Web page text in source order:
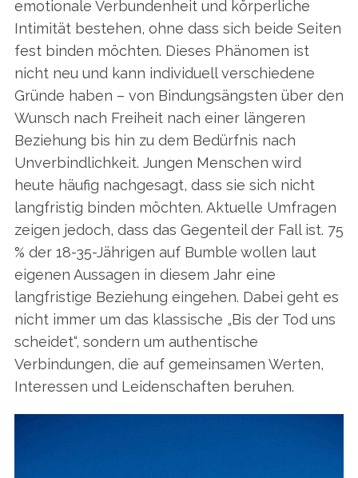
emotionale Verbundenheit und körperliche
Intimität bestehen, ohne dass sich beide Seiten
fest binden möchten. Dieses Phänomen ist
nicht neu und kann individuell verschiedene
Gründe haben – von Bindungsängsten über den
Wunsch nach Freiheit nach einer längeren
Beziehung bis hin zu dem Bedürfnis nach
Unverbindlichkeit. Jungen Menschen wird
heute häufig nachgesagt, dass sie sich nicht
langfristig binden möchten. Aktuelle Umfragen
zeigen jedoch, dass das Gegenteil der Fall ist. 75
% der 18-35-Jährigen auf Bumble wollen laut
eigenen Aussagen in diesem Jahr eine
langfristige Beziehung eingehen. Dabei geht es
nicht immer um das klassische „Bis der Tod uns
scheidet“, sondern um authentische
Verbindungen, die auf gemeinsamen Werten,
Interessen und Leidenschaften beruhen.